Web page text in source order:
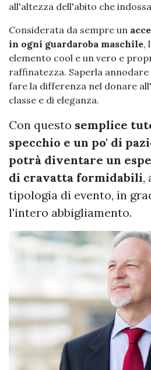
all'altezza dell'abito che
Considerata da sempre un
in ogni guardaroba maschile,
elemento cool e un vero e
raffinatezza. Saperla
fare la differenza nel donare
classe e di eleganza.
Con questo semplice
specchio e un po' di
potrà diventare un
di cravatta formidabili,
tipologia di evento, in
l'intero abbigliamento.